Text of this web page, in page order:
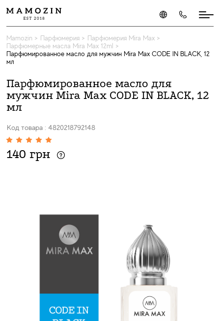
Mamozin > Парфюмерия > Парфюмерия Mira Max >
Парфюмерные масла Mira Max 12ml >
Парфюмированное масло для мужчин Mira Max CODE IN BLACK, 12
мл
Парфюмированное масло для
мужчин Mira Max CODE IN BLACK, 12
мл
Код товара : 4820218792148
140 грн